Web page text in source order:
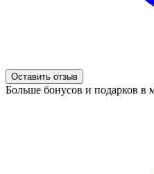
Оставить отзыв
Больше бонусов и подарков